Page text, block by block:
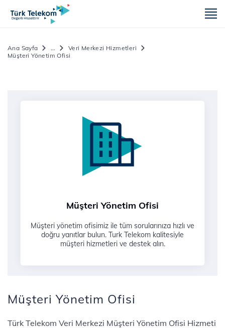
Ana Sayfa ...
Veri Merkezi Hizmetleri
Müşteri Yönetim Ofisi
Müşteri Yönetim Ofisi
Müşteri yönetim ofisimiz ile tüm sorularınıza hızlı ve
doğru yanıtlar bulun. Turk Telekom kalitesiyle
müşteri hizmetleri ve destek alın.
Müşteri Yönetim Ofisi
Türk Telekom Veri Merkezi Müşteri Yönetim Ofisi Hizmeti